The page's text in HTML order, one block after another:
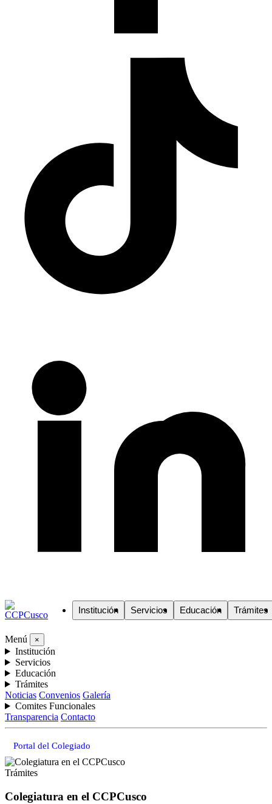
Institución Servicios Educación Trámites
Menú ×
Institución
Servicios
Educación
Trámites
Noticias Convenios Galería
Comites Funcionales
Transparencia Contacto
Portal del Colegiado
Trámites
Colegiatura en el CCPCusco